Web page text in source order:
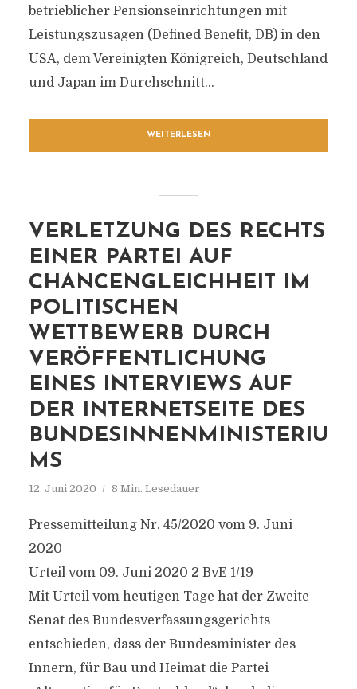
betrieblicher Pensionseinrichtungen mit
Leistungszusagen (Defined Benefit, DB) in den
USA, dem Vereinigten Königreich, Deutschland
und Japan im Durchschnitt...
WEITERLESEN
VERLETZUNG DES RECHTS
EINER PARTEI AUF
CHANCENGLEICHHEIT IM
POLITISCHEN
WETTBEWERB DURCH
VERÖFFENTLICHUNG
EINES INTERVIEWS AUF
DER INTERNETSEITE DES
BUNDESINNENMINISTERIU
MS
12. Juni 2020 8 Min. Lesedauer
Pressemitteilung Nr. 45/2020 vom 9. Juni
2020
Urteil vom 09. Juni 2020 2 BvE 1/19
Mit Urteil vom heutigen Tage hat der Zweite
Senat des Bundesverfassungsgerichts
entschieden, dass der Bundesminister des
Innern, für Bau und Heimat die Partei